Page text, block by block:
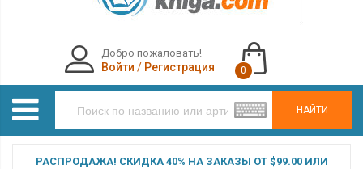
НАЙТИ
Добро пожаловать!
Войти / Регистрация 0
РАСПРОДАЖА! СКИДКА 40% НА ЗАКАЗЫ ОТ $99.00 ИЛИ